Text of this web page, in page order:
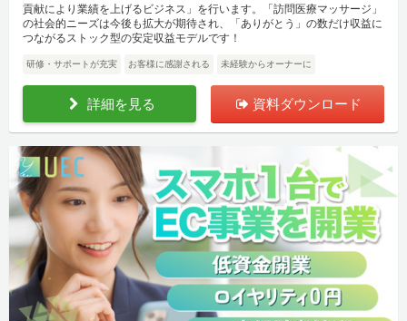
貢献により業績を上げるビジネス」を行います。「訪問医療マッサージ」
の社会的ニーズは今後も拡大が期待され、「ありがとう」の数だけ収益に
つながるストック型の安定収益モデルです！
研修・サポートが充実 お客様に感謝される 未経験からオーナーに
詳細を見る 資料ダウンロード